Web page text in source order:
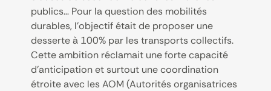
publics… Pour la question des mobilités
durables, l’objectif était de proposer une
desserte à 100% par les transports collectifs.
Cette ambition réclamait une forte capacité
d’anticipation et surtout une coordination
étroite avec les AOM (Autorités organisatrices